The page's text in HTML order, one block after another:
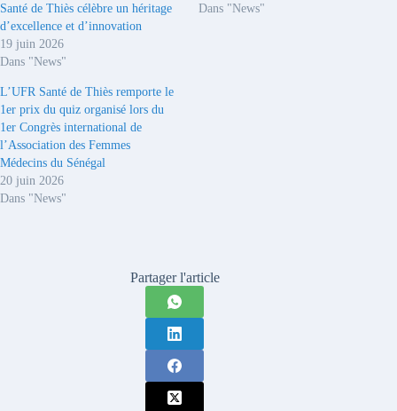
Santé de Thiès célèbre un héritage
d’excellence et d’innovation
19 juin 2026
Dans "News"
Dans "News"
L’UFR Santé de Thiès remporte le
1er prix du quiz organisé lors du
1er Congrès international de
l’Association des Femmes
Médecins du Sénégal
20 juin 2026
Dans "News"
Partager l'article